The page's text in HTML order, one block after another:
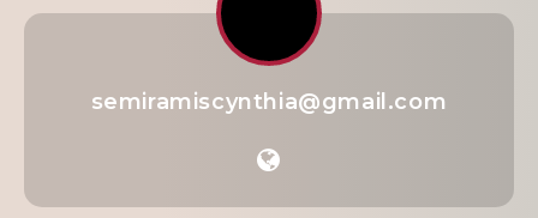
semiramiscynthia@gmail.com